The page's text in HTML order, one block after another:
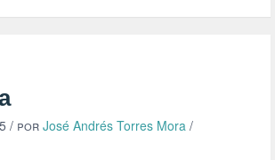
/ por José Andrés Torres Mora /